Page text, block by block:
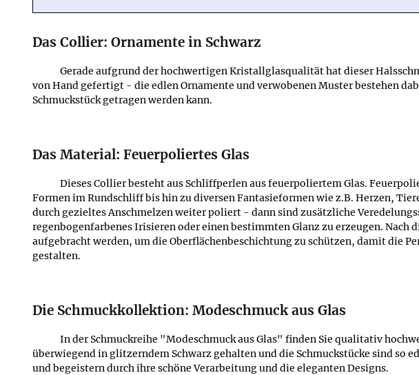
Das Collier: Ornamente in Schwarz
Gerade aufgrund der hochwertigen Kristallglasqualität hat dieser
von Hand gefertigt - die edlen Ornamente und verwobenen Muster bestehen
Schmuckstück getragen werden kann.
Das Material: Feuerpoliertes Glas
Dieses Collier besteht aus Schliffperlen aus feuerpoliertem Glas.
Formen im Rundschliff bis hin zu diversen Fantasieformen wie z.B. Herzen,
durch gezieltes Anschmelzen weiter poliert - dann sind zusätzliche
regenbogenfarbenes Irisieren oder einen bestimmten Glanz zu erzeugen.
aufgebracht werden, um die Oberflächenbeschichtung zu schützen, damit die
gestalten.
Die Schmuckkollektion: Modeschmuck aus Glas
In der Schmuckreihe "Modeschmuck aus Glas" finden Sie qualitativ
überwiegend in glitzerndem Schwarz gehalten und die Schmuckstücke sind so
und begeistern durch ihre schöne Verarbeitung und die eleganten Designs.